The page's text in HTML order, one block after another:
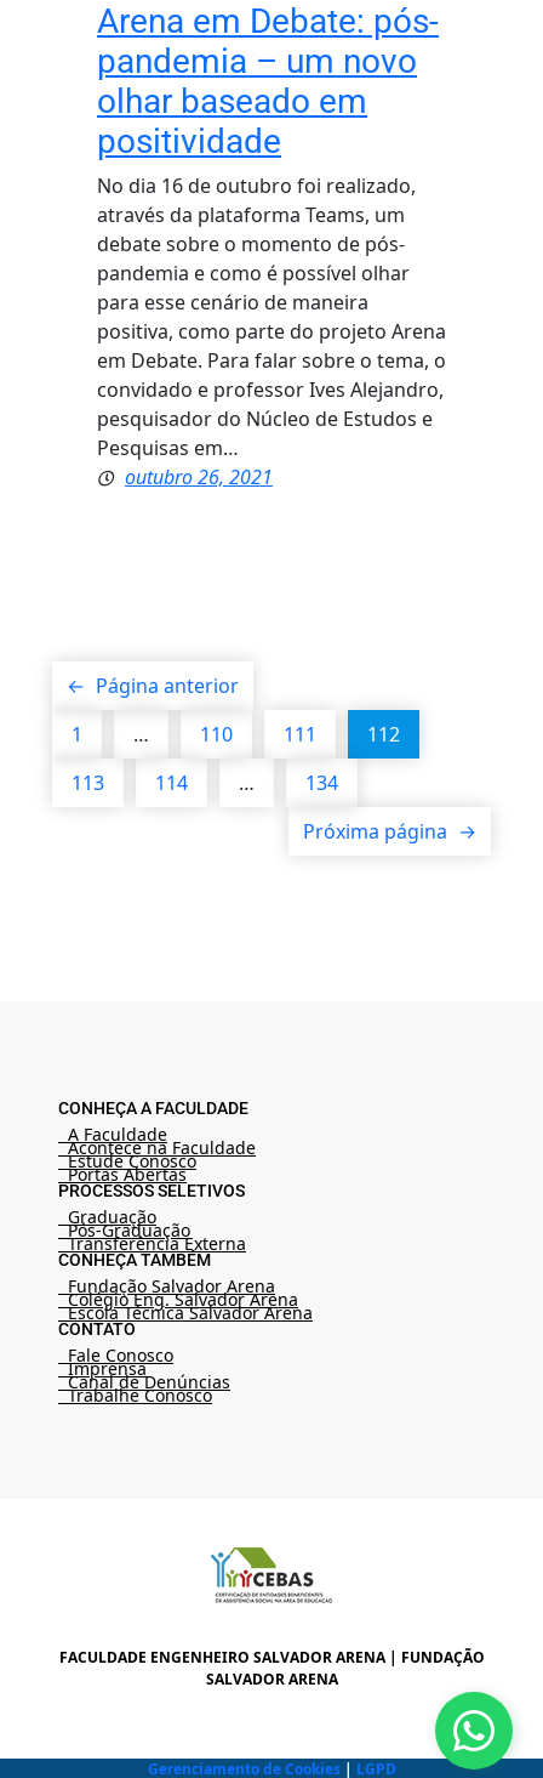
Arena em Debate: pós-
pandemia – um novo
olhar baseado em
positividade
No dia 16 de outubro foi realizado,
através da plataforma Teams, um
debate sobre o momento de pós-
pandemia e como é possível olhar
para esse cenário de maneira
positiva, como parte do projeto Arena
em Debate. Para falar sobre o tema, o
convidado e professor Ives Alejandro,
pesquisador do Núcleo de Estudos e
Pesquisas em…
outubro 26, 2021
← Página anterior
1
… 110 111
112
113
114 …
134
Próxima página →
CONHEÇA A FACULDADE
A Faculdade
Acontece na Faculdade
Estude Conosco
Portas Abertas
PROCESSOS SELETIVOS
Graduação
Pós-Graduação
Transferência Externa
CONHEÇA TAMBÉM
Fundação Salvador Arena
Colégio Eng. Salvador Arena
Escola Técnica Salvador Arena
CONTATO
Fale Conosco
Imprensa
Canal de Denúncias
Trabalhe Conosco
FACULDADE ENGENHEIRO SALVADOR ARENA | FUNDAÇÃO
SALVADOR ARENA
Gerenciamento de Cookies| LGPD